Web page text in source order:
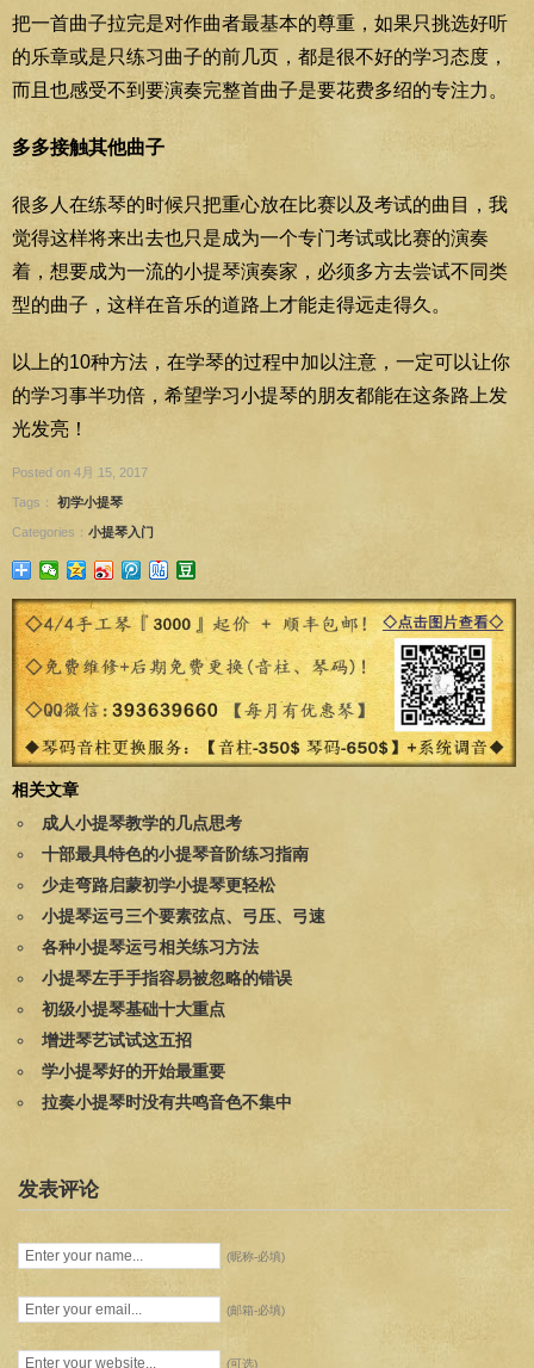
把一首曲子拉完是对作曲者最基本的尊重，如果只挑选好听
的乐章或是只练习曲子的前几页，都是很不好的学习态度，
而且也感受不到要演奏完整首曲子是要花费多绍的专注力。
多多接触其他曲子
很多人在练琴的时候只把重心放在比赛以及考试的曲目，我
觉得这样将来出去也只是成为一个专门考试或比赛的演奏
着，想要成为一流的小提琴演奏家，必须多方去尝试不同类
型的曲子，这样在音乐的道路上才能走得远走得久。
以上的10种方法，在学琴的过程中加以注意，一定可以让你
的学习事半功倍，希望学习小提琴的朋友都能在这条路上发
光发亮！
Posted on 4月 15, 2017
Tags： 初学小提琴
Categories： 小提琴入门
相关文章
成人小提琴教学的几点思考
十部最具特色的小提琴音阶练习指南
少走弯路启蒙初学小提琴更轻松
小提琴运弓三个要素弦点、弓压、弓速
各种小提琴运弓相关练习方法
小提琴左手手指容易被忽略的错误
初级小提琴基础十大重点
增进琴艺试试这五招
学小提琴好的开始最重要
拉奏小提琴时没有共鸣音色不集中
发表评论
(昵称-必填)
(邮箱-必填)
(可选)